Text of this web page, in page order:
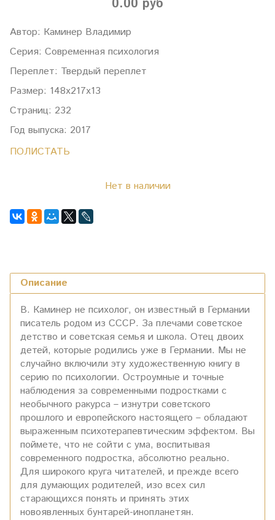
0.00 руб
Автор: Каминер Владимир
Серия: Современная психология
Переплет: Твердый переплет
Размер: 148х217х13
Страниц: 232
Год выпуска: 2017
ПОЛИСТАТЬ
Нет в наличии
Описание
В. Каминер не психолог, он известный в Германии
писатель родом из СССР. За плечами советское
детство и советская семья и школа. Отец двоих
детей, которые родились уже в Германии. Мы не
случайно включили эту художественную книгу в
серию по психологии. Остроумные и точные
наблюдения за современными подростками с
необычного ракурса – изнутри советского
прошлого и европейского настоящего – обладают
выраженным психотерапевтическим эффектом. Вы
поймете, что не сойти с ума, воспитывая
современного подростка, абсолютно реально.
Для широкого круга читателей, и прежде всего
для думающих родителей, изо всех сил
старающихся понять и принять этих
новоявленных бунтарей-инопланетян.